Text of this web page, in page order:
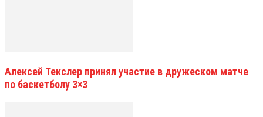
Алексей Текслер принял участие в дружеском матче
по баскетболу 3×3